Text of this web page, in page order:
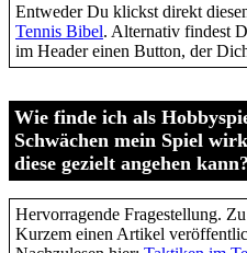
Entweder Du klickst direkt
Tennis Bibel. Alternativ findest
im Header einen Button, der
Wie finde ich als
Schwächen mein Spiel
diese gezielt angehen kann?
Hervorragende Fragestellung.
Kurzem einen Artikel